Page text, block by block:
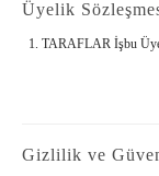
Üyelik
1. TARAFLAR İşbu
Gizlilik ve